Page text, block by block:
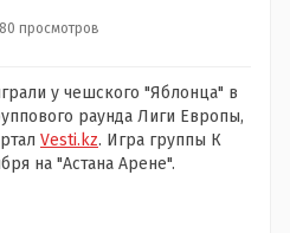
просмотров
у чешского "Яблонца" в
раунда Лиги Европы,
Vesti.kz. Игра группы К
на "Астана Арене".